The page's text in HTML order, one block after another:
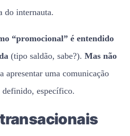
do internauta.
“promocional” é entendido
(tipo saldão, sabe?). Mas não
apresentar uma comunicação
definido, específico.